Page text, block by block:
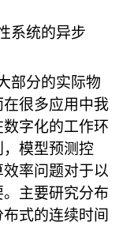
系统的异步
部分的实际物
很多应用中我
字化的工作环
模型预测控
率问题对于以
主要研究分布
式的连续时间